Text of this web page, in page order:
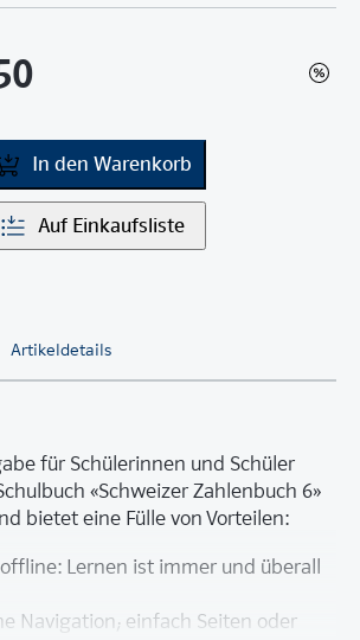
In den Warenkorb
Auf Einkaufsliste
Artikeldetails
für Schülerinnen und Schüler
«Schweizer Zahlenbuch 6»
bietet eine Fülle von Vorteilen:
Lernen ist immer und überall
Navigation; einfach Seiten oder